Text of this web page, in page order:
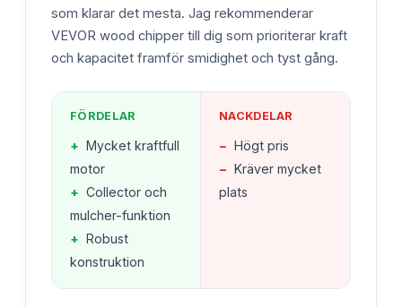
som klarar det mesta. Jag rekommenderar
VEVOR wood chipper till dig som prioriterar kraft
och kapacitet framför smidighet och tyst gång.
FÖRDELAR
+ Mycket kraftfull
motor
+ Collector och
mulcher-funktion
+ Robust
konstruktion
NACKDELAR
− Högt pris
− Kräver mycket
plats